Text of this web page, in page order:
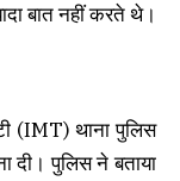
बात नहीं करते थे।
(IMT) थाना पुलिस
पुलिस ने बताया